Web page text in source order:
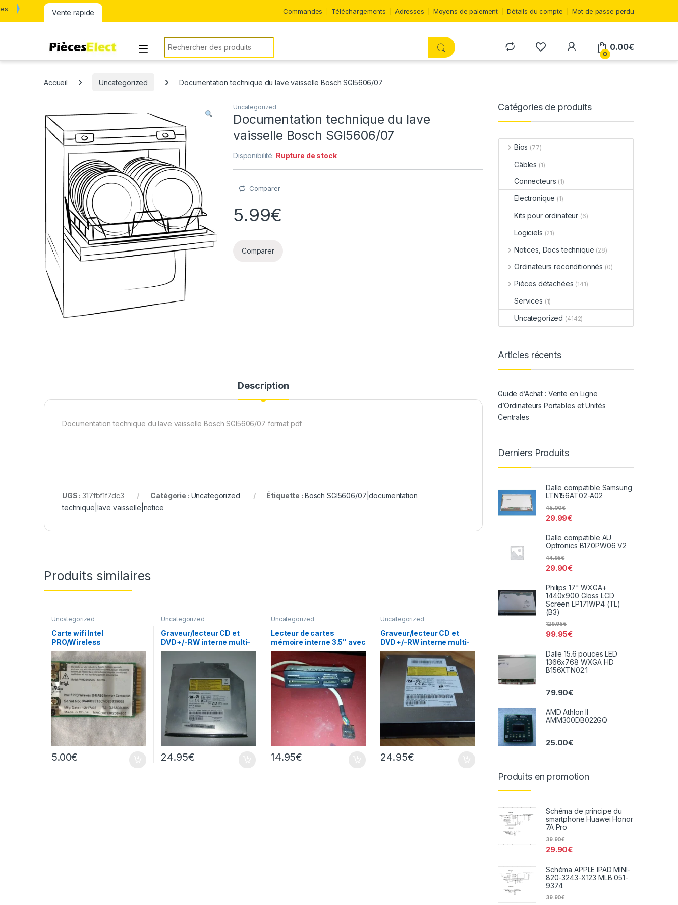
Vente rapide Commandes Téléchargements Adresses Moyens de paiement Détails du compte Mot de passe perdu
Rechercher:
0
0.00€
Accueil Uncategorized Documentation technique du lave vaisselle Bosch SGI5606/07
Uncategorized
Documentation technique du lave
vaisselle Bosch SGI5606/07
Disponibilité: Rupture de stock
Comparer
5.99€
Comparer
Description
Documentation technique du lave vaisselle Bosch SGI5606/07 format pdf
UGS :317fbf1f7dc3 Catégorie : Uncategorized Étiquette : Bosch SGI5606/07|documentation
technique|lave vaisselle|notice
Produits similaires
Uncategorized
Carte wifi Intel
PRO/Wireless
WM3945ABG MOW2
5.00€
Uncategorized
Graveur/lecteur CD et
DVD+/-RW interne multi-
recorder portable AD-
24.95€
Uncategorized
Lecteur de cartes
mémoire interne 3.5″ avec
1 USB2.0
14.95€
Uncategorized
Graveur/lecteur CD et
DVD+/-RW interne multi-
recorder portable AD-
7585H
24.95€
Catégories de produits
Bios (77)
Câbles (1)
Connecteurs (1)
Electronique (1)
Kits pour ordinateur (6)
Logiciels (21)
Notices, Docs technique (28)
Ordinateurs reconditionnés (0)
Pièces détachées (141)
Services (1)
Uncategorized (4142)
Articles récents
Guide d’Achat : Vente en Ligne
d’Ordinateurs Portables et Unités
Centrales
Derniers Produits
Dalle compatible Samsung
LTN156AT02-A02
29.99€
45.00€
Dalle compatible AU
Optronics B170PW06 V2
29.90€
44.95€
Philips 17" WXGA+
1440x900 Gloss LCD
Screen LP171WP4 (TL)
(B3)
99.95€
129.95€
Dalle 15.6 pouces LED
1366x768 WXGA HD
B156XTN02.1
79.90€
AMD Athlon II
AMM300DB022GQ
25.00€
Produits en promotion
Schéma de principe du
smartphone Huawei Honor
7A Pro
29.90€
39.90€
Schéma APPLE IPAD MINI-
820-3243-X123 MLB 051-
9374
39.90€